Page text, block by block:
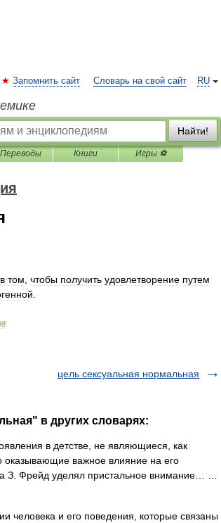
RU
Запомнить сайт Словарь на свой сайт
Найти!
Переводы Книги Игры ⚽
в том чтобы получить удовлетворение путем
цель сексуальная нормальная
в других словарях:
в детстве, не являющиеся, как
оказывающие важное влияние на его
З. Фрейд уделял пристальное внимание… …
человека и его поведения, которые связаны